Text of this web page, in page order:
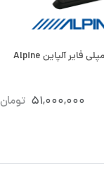
51,000,000 تومان